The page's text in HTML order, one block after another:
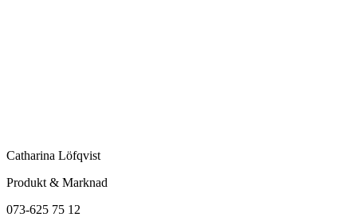
Catharina Löfqvist
Produkt & Marknad
073-625 75 12